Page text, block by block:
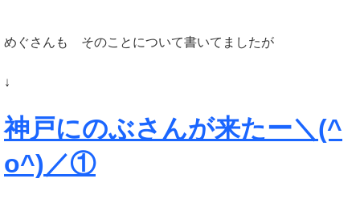
めぐさんも そのことについて書いてましたが
↓
神戸にのぶさんが来たー＼(^
o^)／①